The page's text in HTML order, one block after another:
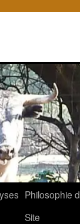
Philosophie
Site